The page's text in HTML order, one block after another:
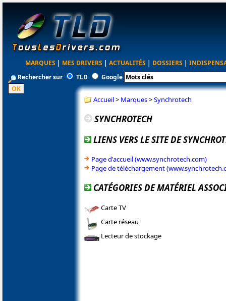
MARQUES | MES DRIVERS | ACTUALITÉS | DOSSIERS |
Rechercher sur
TLD Google
Accueil> Marques>Synchrotech
SYNCHROTECH
LIENS VERS LE SITE DE
Page d'accueil (www.synchrotech.com)
Page de téléchargement
CATÉGORIES DE MATÉRIEL
Carte TV
Carte réseau
Lecteur de stockage